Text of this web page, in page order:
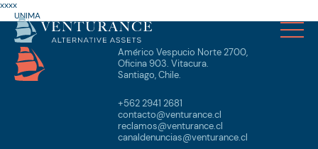
xxxx
UNIMA
Américo Vespucio Norte 2700,
Oficina 903. Vitacura.
Santiago, Chile.
+562 2941 2681
contacto@venturance.cl
reclamos@venturance.cl
canaldenuncias@venturance.cl